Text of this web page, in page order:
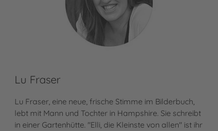
Lu Fraser
Lu Fraser, eine neue, frische Stimme im Bilderbuch,
lebt mit Mann und Tochter in Hampshire. Sie schreibt
in einer Gartenhütte. "Elli, die Kleinste von allen" ist ihr